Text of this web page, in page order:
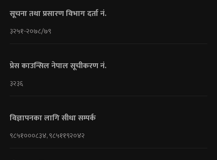
सूचना तथा प्रसारण विभाग दर्ता नं.
३२५१-२०७८/७९
प्रेस काउन्सिल नेपाल सूचीकरण नं.
३२३६
विज्ञापनका लागि सीधा सम्पर्क
९८५१०००८३४, ९८५११९२०४२